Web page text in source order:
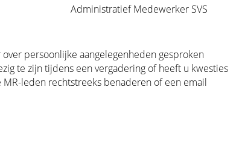
Administratief Medewerker SVS
persoonlijke aangelegenheden gesproken
te zijn tijdens een vergadering of heeft u kwesties
leden rechtstreeks benaderen of een email